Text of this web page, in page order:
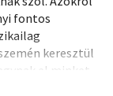
fontos
keresztül
el minket,